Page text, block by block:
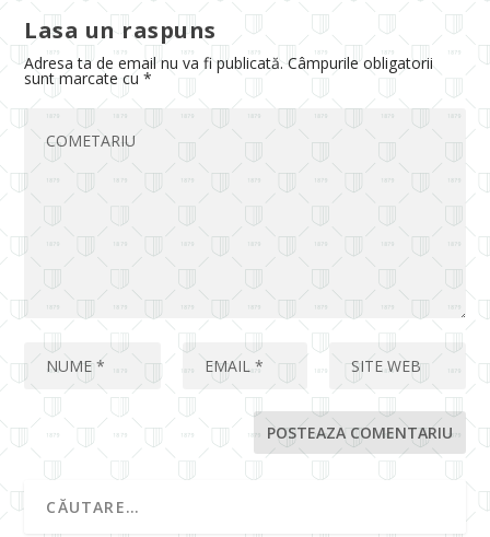
Lasa un raspuns
Adresa ta de email nu va fi publicată. Câmpurile obligatorii
sunt marcate cu*